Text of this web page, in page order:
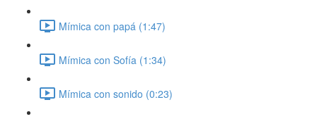
Mímica con papá (1:47)
Mímica con Sofía (1:34)
Mímica con sonido (0:23)